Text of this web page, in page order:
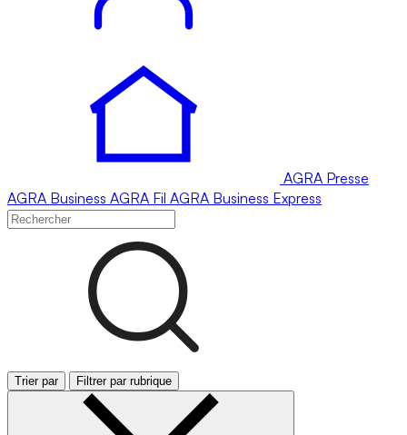
AGRA Presse
AGRA Business AGRA Fil AGRA Business Express
Trier par Filtrer par rubrique